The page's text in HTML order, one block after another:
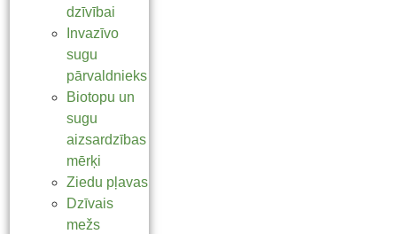
dzīvībai
Invazīvo
sugu
pārvaldnieks
Biotopu un
sugu
aizsardzības
mērķi
Ziedu pļavas
Dzīvais
mežs